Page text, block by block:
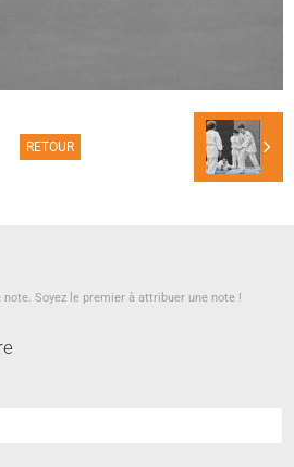
RETOUR
note. Soyez le premier à attribuer une note !